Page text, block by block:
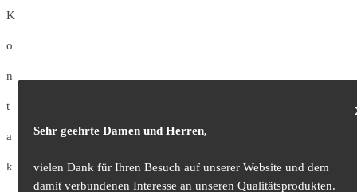
K
o
n
t
a
k
Sehr geehrte Damen und Herren,
vielen Dank für Ihren Besuch auf unserer Website und dem
damit verbundenen Interesse an unseren Qualitätsprodukten.